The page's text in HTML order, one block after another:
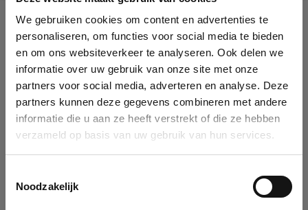
We gebruiken cookies om content en advertenties te
personaliseren, om functies voor social media te bieden
en om ons websiteverkeer te analyseren. Ook delen we
informatie over uw gebruik van onze site met onze
partners voor social media, adverteren en analyse. Deze
partners kunnen deze gegevens combineren met andere
informatie die u aan ze heeft verstrekt of die ze hebben
verzameld op basis van uw gebruik van hun services.
Noodzakelijk
Company
Identification
Please fill in your company details
You can search a company in our database by name, VAT or
enterprise ID. When a company is selected it will auto-complete the
form. If you don't find your company in our database, you can create
service.
See details
Ok